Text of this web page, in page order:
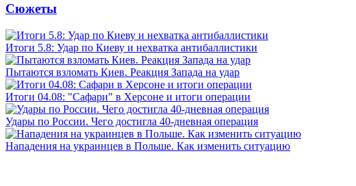
Сюжеты
Итоги 5.8: Удар по Киеву и нехватка антибаллистики
Пытаются взломать Киев. Реакция Запада на удар
Итоги 04.08: "Сафари" в Херсоне и итоги операции
Удары по России. Чего достигла 40-дневная операция
Нападения на украинцев в Польше. Как изменить ситуацию